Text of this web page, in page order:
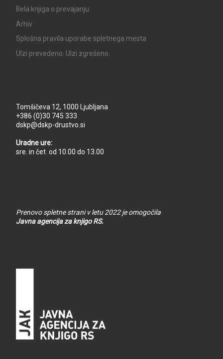
Bela knjiga o prevajanju
Arhiv
Splošna pravila uporabe spletnega mesta
UIzi prevedeno. UIzi zgrešeno.
Tomšičeva 12, 1000 Ljubljana
+386 (0)30 745 333
dskp@dskp-drustvo.si
Uradne ure:
sre. in čet. od 10.00 do 13.00
Prenovo spletne strani v letu 2022 je omogočila
Javna agencija za knjigo RS.